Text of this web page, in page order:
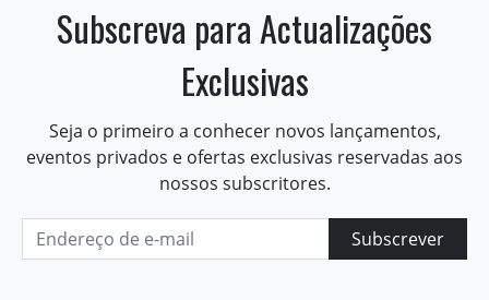
Subscreva para Actualizações
Exclusivas
Seja o primeiro a conhecer novos lançamentos,
eventos privados e ofertas exclusivas reservadas aos
nossos subscritores.
Subscrever